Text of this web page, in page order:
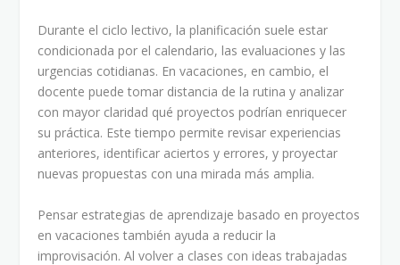
Durante el ciclo lectivo, la planificación suele estar
condicionada por el calendario, las evaluaciones y las
urgencias cotidianas. En vacaciones, en cambio, el
docente puede tomar distancia de la rutina y analizar
con mayor claridad qué proyectos podrían enriquecer
su práctica. Este tiempo permite revisar experiencias
anteriores, identificar aciertos y errores, y proyectar
nuevas propuestas con una mirada más amplia.
Pensar estrategias de aprendizaje basado en proyectos
en vacaciones también ayuda a reducir la
improvisación. Al volver a clases con ideas trabajadas